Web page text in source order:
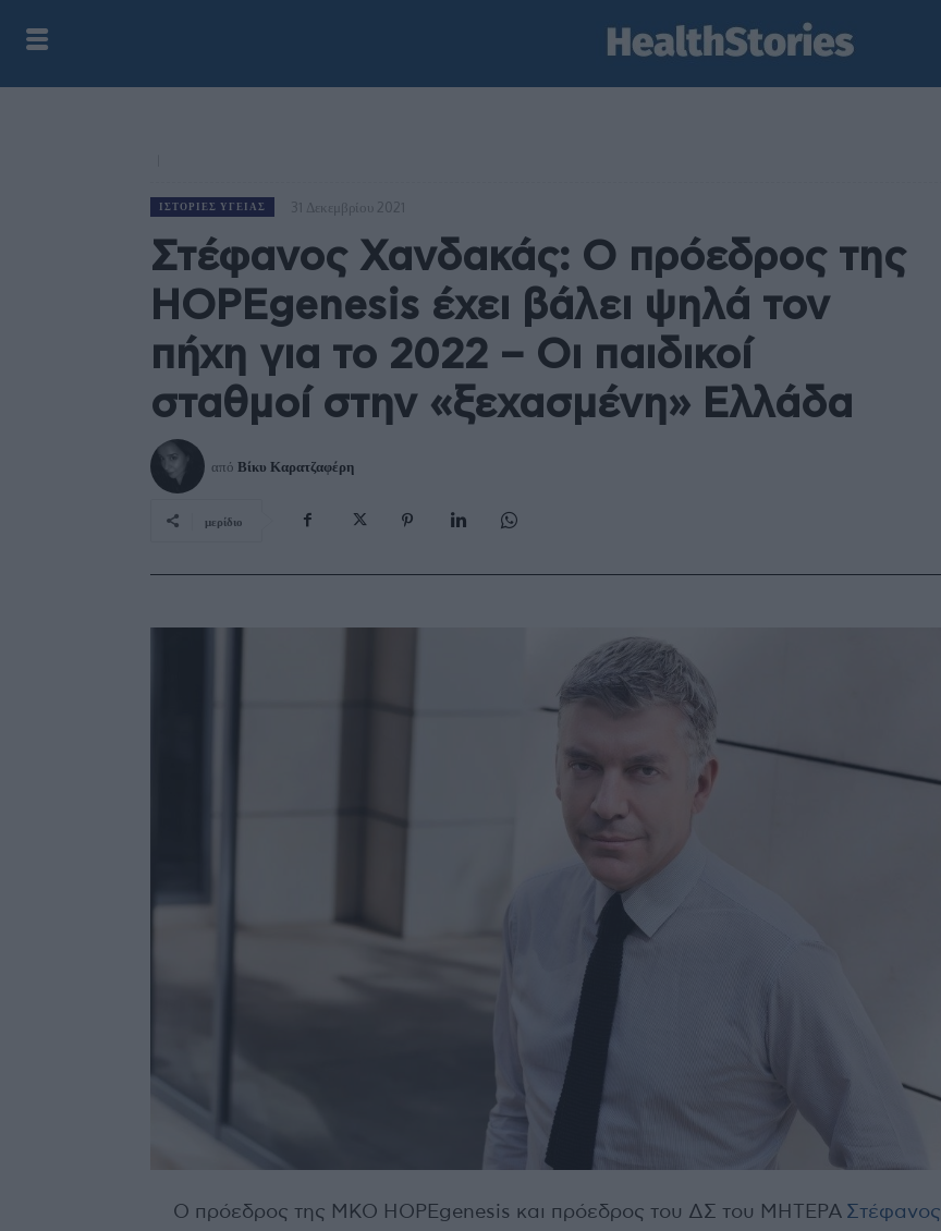
ΙΣΤΟΡΊΕΣ ΥΓΕΊΑΣ 31 Δεκεμβρίου 2021
Στέφανος Χανδακάς: Ο πρόεδρος της
HOPEgenesis έχει βάλει ψηλά τον
πήχη για το 2022 – Οι παιδικοί
σταθμοί στην «ξεχασμένη» Ελλάδα
από Βίκυ Καρατζαφέρη
μερίδιο
Ο πρόεδρος της ΜΚΟ HOPEgenesis και πρόεδρος του ΔΣ του ΜΗΤΕΡΑ Στέφανος